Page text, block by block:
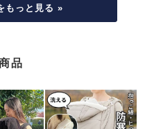
もっと見る »
品